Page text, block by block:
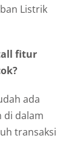
Listrik
fitur
ada
di dalam
transaksi